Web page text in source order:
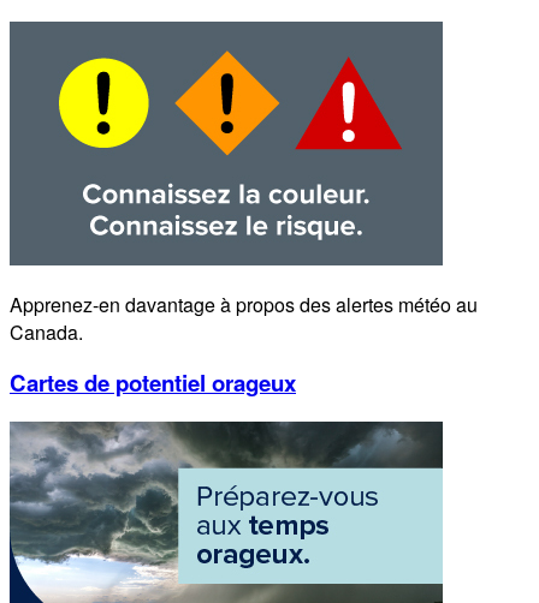
Apprenez-en davantage à propos des alertes météo au
Canada.
Cartes de potentiel orageux